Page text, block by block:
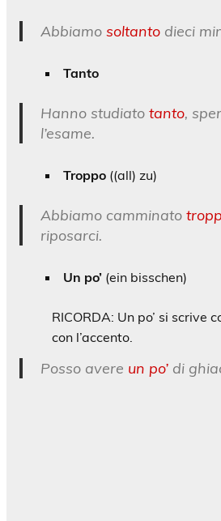
Abbiamosoltanto dieci
Tanto
Hanno studiatotanto,
l’esame.
Troppo ((all) zu)
Abbiamo camminato
riposarci.
Un po’ (ein bisschen)
RICORDA: Un po’ si scrive
con l’accento.
Posso avere un po’ di